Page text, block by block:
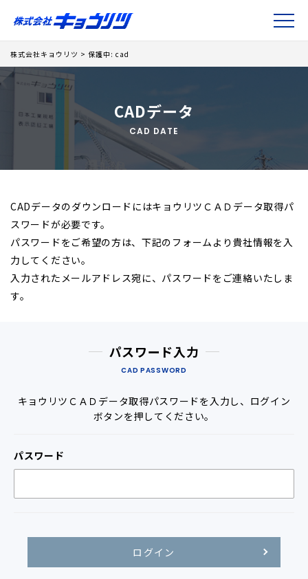
株式会社キョウリツ > 保護中: cad
CADデータ
CAD DATE
CADデータのダウンロードにはキョウリツＣＡＤデータ取得パ
スワードが必要です。
パスワードをご希望の方は、下記のフォームより貴社情報を入
力してください。
入力されたメールアドレス宛に、パスワードをご連絡いたしま
す。
パスワード入力
CAD PASSWORD
キョウリツＣＡＤデータ取得パスワードを入力し、ログイン
ボタンを押してください。
パスワード
ログイン